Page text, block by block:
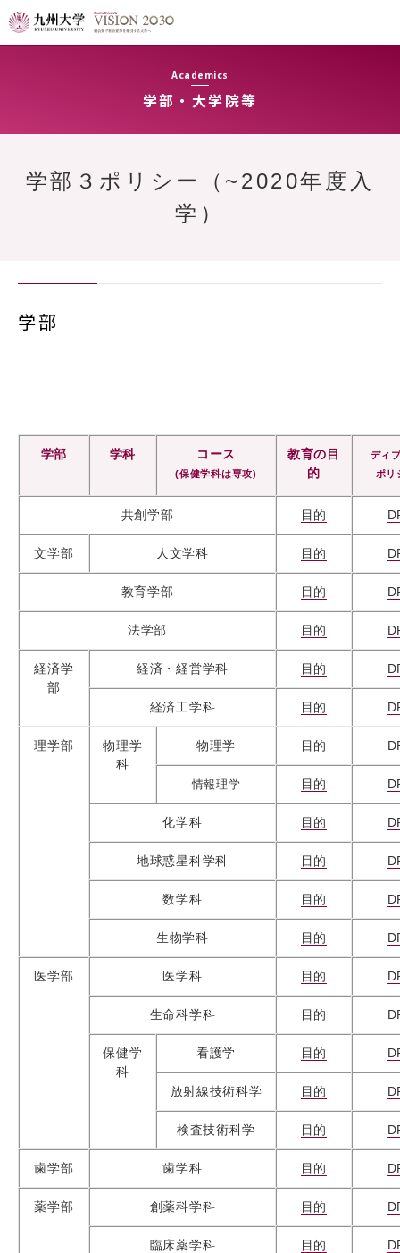
Academics
学部・大学院等
学部３ポリシー（~2020年度入
学）
学部
学部 学科 コース
(保健学科は専攻)
教育の目
的
ディ
ポリ
共創学部 目的
文学部 人文学科 目的
教育学部 目的
法学部 目的
経済学
部
経済・経営学科 目的
経済工学科 目的
理学部
物理学
科
物理学 目的
情報理学 目的
化学科 目的
地球惑星科学科 目的
数学科 目的
生物学科 目的
医学部 医学科 目的
生命科学科 目的
保健学
科
看護学 目的
放射線技術科学 目的
検査技術科学 目的
歯学部 歯学科 目的
薬学部 創薬科学科 目的
臨床薬学科 目的